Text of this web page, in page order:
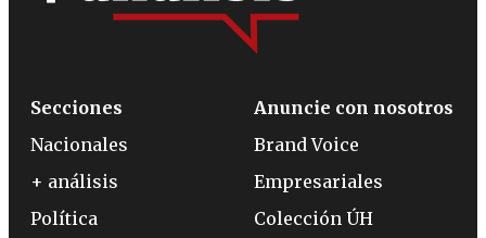
Secciones
Nacionales
+ análisis
Política
Anuncie con nosotros
Brand Voice
Empresariales
Colección ÚH